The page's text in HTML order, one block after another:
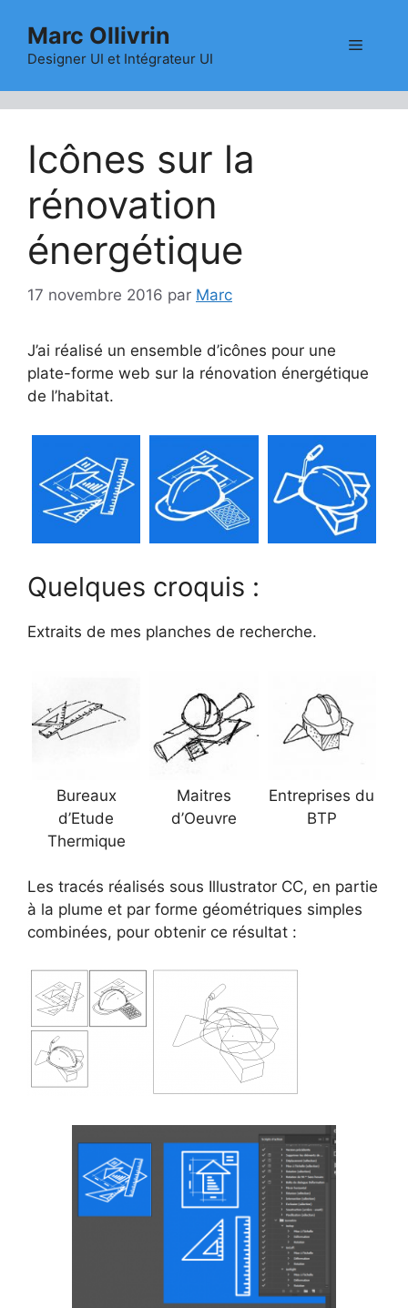
contenu
Marc Ollivrin
Designer UI et Intégrateur UI
Menu
Icônes sur la
rénovation
énergétique
17 novembre 2016 par Marc
J’ai réalisé un ensemble d’icônes pour une
plate-forme web sur la rénovation énergétique
de l’habitat.
Quelques croquis :
Extraits de mes planches de recherche.
Bureaux
d’Etude
Thermique
Maitres
d’Oeuvre
Entreprises du
BTP
Les tracés réalisés sous Illustrator CC, en partie
à la plume et par forme géométriques simples
combinées, pour obtenir ce résultat :